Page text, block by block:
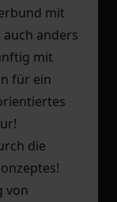
mit
anders
mit
für ein
die
von